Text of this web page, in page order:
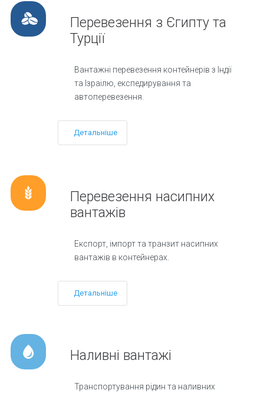
Перевезення з Єгипту та
Турції
Вантажні перевезення контейнерів з Індії
та Ізраілю, експедирування та
автоперевезення.
Детальніше
Перевезення насипних
вантажів
Експорт, імпорт та транзит насипних
вантажів в контейнерах.
Детальніше
Наливні вантажі
Транспортування рідин та наливних